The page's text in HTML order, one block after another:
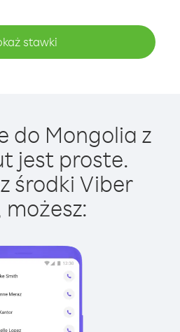
stawki
do Mongolia z
jest proste.
środki Viber